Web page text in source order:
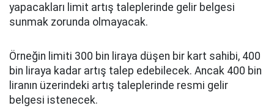
yapacakları limit artış taleplerinde gelir belgesi
sunmak zorunda olmayacak.
Örneğin limiti 300 bin liraya düşen bir kart sahibi, 400
bin liraya kadar artış talep edebilecek. Ancak 400 bin
liranın üzerindeki artış taleplerinde resmi gelir
belgesi istenecek.